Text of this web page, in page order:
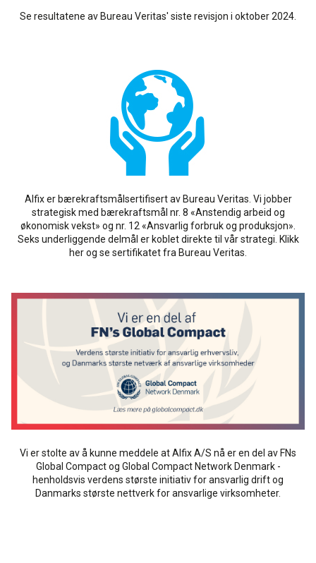
Se resultatene av Bureau Veritas' siste revisjon i oktober 2024.
Alfix er bærekraftsmålsertifisert av Bureau Veritas. Vi jobber
strategisk med bærekraftsmål nr. 8 «Anstendig arbeid og
økonomisk vekst» og nr. 12 «Ansvarlig forbruk og produksjon».
Seks underliggende delmål er koblet direkte til vår strategi. Klikk
her og se sertifikatet fra Bureau Veritas.
Vi er stolte av å kunne meddele at Alfix A/S nå er en del av FNs
Global Compact og Global Compact Network Denmark -
henholdsvis verdens største initiativ for ansvarlig drift og
Danmarks største nettverk for ansvarlige virksomheter.